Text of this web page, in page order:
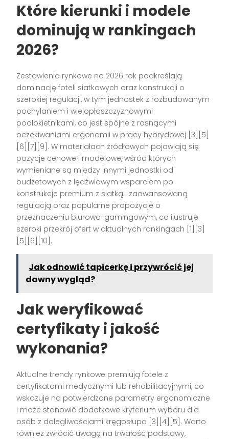
Które kierunki i modele
dominują w rankingach
2026?
Zestawienia rynkowe na 2026 rok podkreślają
dominację foteli siatkowych oraz konstrukcji o
szerokiej regulacji, w tym jednostek z rozbudowanym
pochylaniem i wielopłaszczyznowymi
podłokietnikami, co jest spójne z rosnącymi
oczekiwaniami ergonomii w pracy hybrydowej [3][5]
[6][7][9]. W materiałach źródłowych pojawiają się
pozycje cenowe i modelowe, wśród których
wymieniane są między innymi jednostki od
budżetowych z lędźwiowym wsparciem po
konstrukcje premium z siatką i zaawansowaną
regulacją oraz popularne propozycje o
przeznaczeniu biurowo-gamingowym, co ilustruje
szeroki przekrój ofert w aktualnych rankingach [1][3]
[5][6][10].
Jak odnowić tapicerkę i przywrócić jej
dawny wygląd?
Jak weryfikować
certyfikaty i jakość
wykonania?
Aktualne trendy rynkowe premiują fotele z
certyfikatami medycznymi lub rehabilitacyjnymi, co
wskazuje na potwierdzone parametry ergonomiczne
i może stanowić dodatkowe kryterium wyboru dla
osób z dolegliwościami kręgosłupa [3][4][5]. Warto
również zwrócić uwagę na trwałość podstawy,